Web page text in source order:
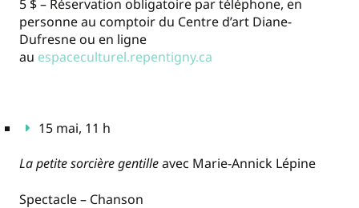
5 $ – Réservation obligatoire par téléphone, en
personne au comptoir du Centre d’art Diane-
Dufresne ou en ligne
au espaceculturel.repentigny.ca
15 mai, 11 h
La petite sorcière gentilleavec Marie-Annick Lépine
Spectacle – Chanson